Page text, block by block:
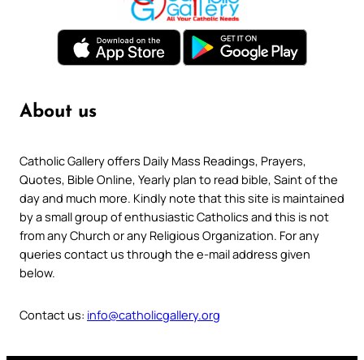
About us
Catholic Gallery offers Daily Mass Readings, Prayers,
Quotes, Bible Online, Yearly plan to read bible, Saint of the
day and much more. Kindly note that this site is maintained
by a small group of enthusiastic Catholics and this is not
from any Church or any Religious Organization. For any
queries contact us through the e-mail address given
below.
Contact us: info@catholicgallery.org